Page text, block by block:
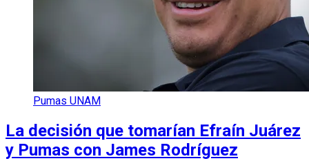
Pumas UNAM
La decisión que tomarían Efraín Juárez
y Pumas con James Rodríguez